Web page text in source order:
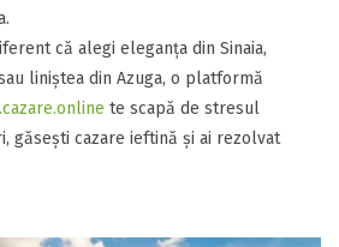
că alegi eleganța din Sinaia,
liniștea din Azuga, o platformă
te scapă de stresul
găsești cazare ieftină și ai rezolvat